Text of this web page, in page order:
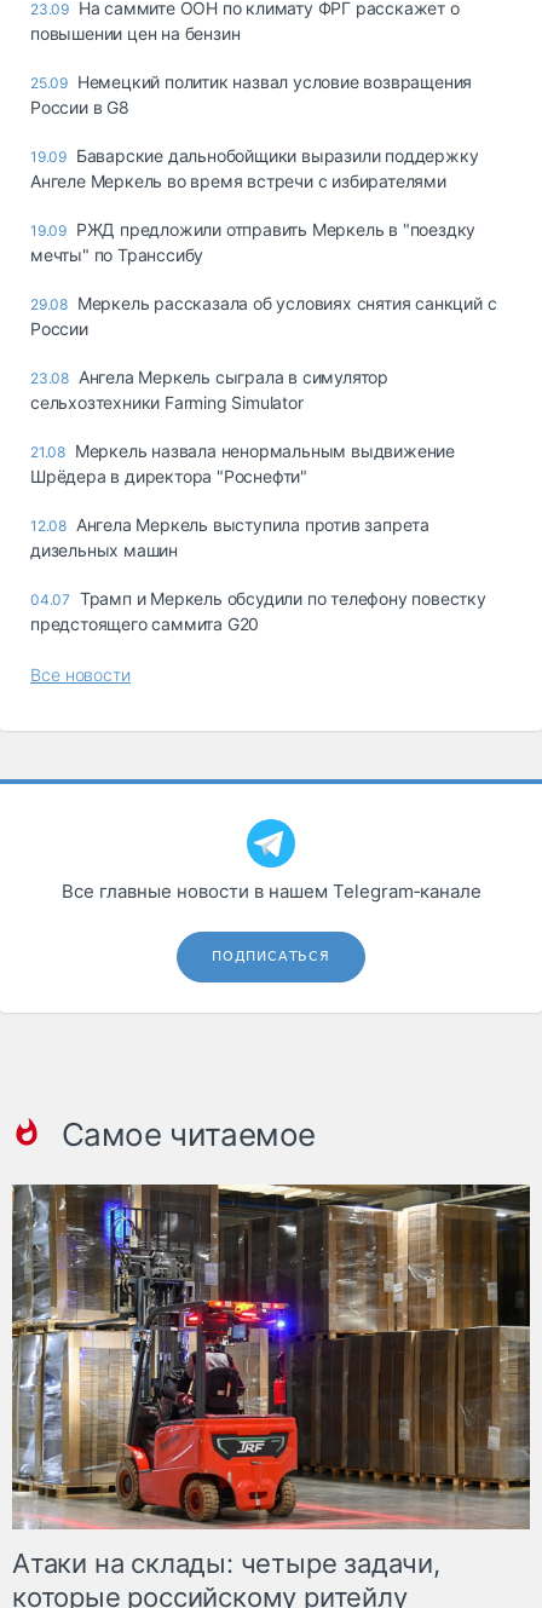
23.09 На саммите ООН по климату ФРГ расскажет о
повышении цен на бензин
25.09 Немецкий политик назвал условие возвращения
России в G8
19.09 Баварские дальнобойщики выразили поддержку
Ангеле Меркель во время встречи с избирателями
19.09 РЖД предложили отправить Меркель в "поездку
мечты" по Транссибу
29.08 Меркель рассказала об условиях снятия санкций с
России
23.08 Ангела Меркель сыграла в симулятор
сельхозтехники Farming Simulator
21.08 Меркель назвала ненормальным выдвижение
Шрёдера в директора "Роснефти"
12.08 Ангела Меркель выступила против запрета
дизельных машин
04.07 Трамп и Меркель обсудили по телефону повестку
предстоящего саммита G20
Все новости
Все главные новости в нашем Telegram‑канале
ПОДПИСАТЬСЯ
Самое читаемое
Атаки на склады: четыре задачи,
которые российскому ритейлу